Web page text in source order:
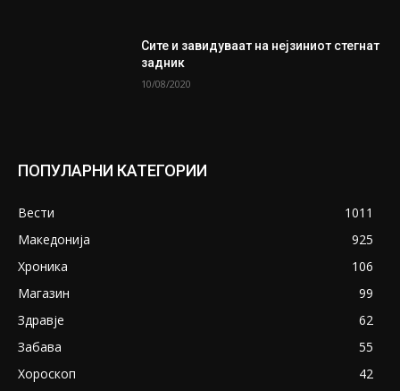
Сите и завидуваат на нејзиниот стегнат
задник
10/08/2020
ПОПУЛАРНИ КАТЕГОРИИ
Вести
1011
Македонија
925
Хроника
106
Магазин
99
Здравје
62
Забава
55
Хороскоп
42